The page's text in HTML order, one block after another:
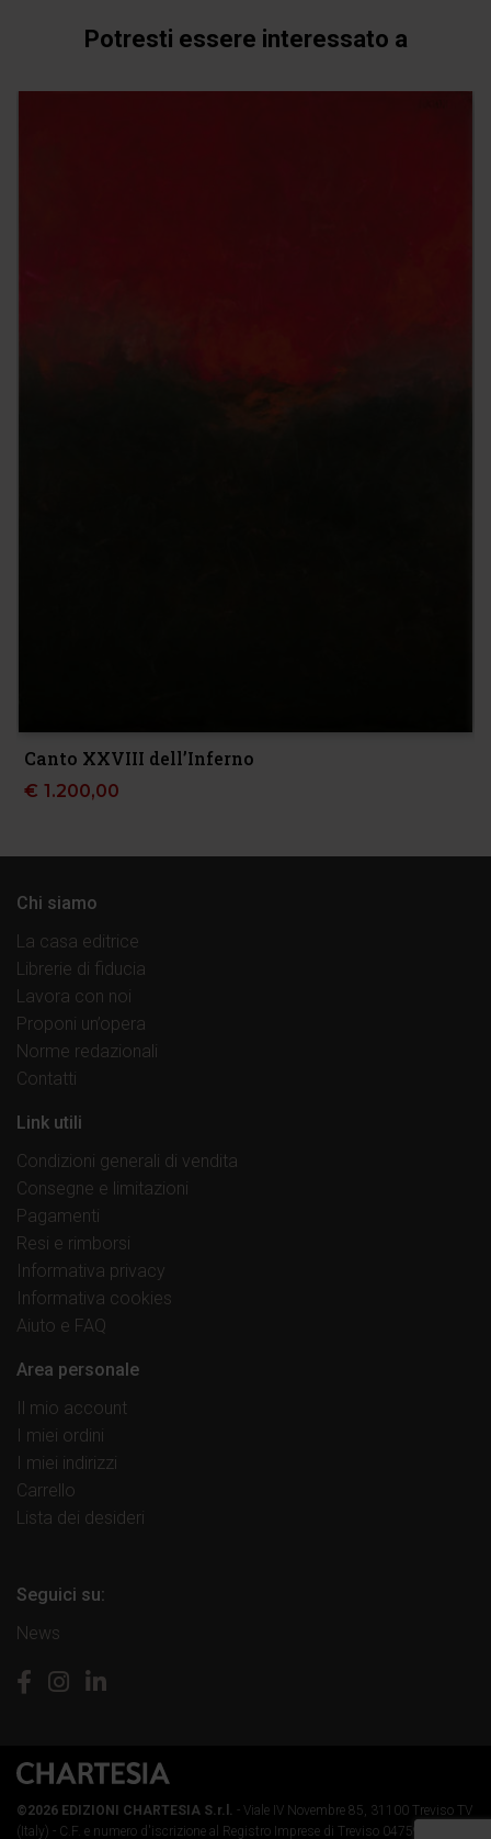
Potresti essere interessato a
Canto XXVIII dell’Inferno
€ 1.200,00
Chi siamo
La casa editrice
Librerie di fiducia
Lavora con noi
Proponi un’opera
Norme redazionali
Contatti
Link utili
Condizioni generali di vendita
Consegne e limitazioni
Pagamenti
Resi e rimborsi
Informativa privacy
Informativa cookies
Aiuto e FAQ
Area personale
Il mio account
I miei ordini
I miei indirizzi
Carrello
Lista dei desideri
Seguici su:
News
©2026 EDIZIONI CHARTESIA S.r.l. - Viale IV Novembre 85, 31100 Treviso TV
(Italy) - C.F. e numero d'iscrizione al Registro Imprese di Treviso 04759890264 -